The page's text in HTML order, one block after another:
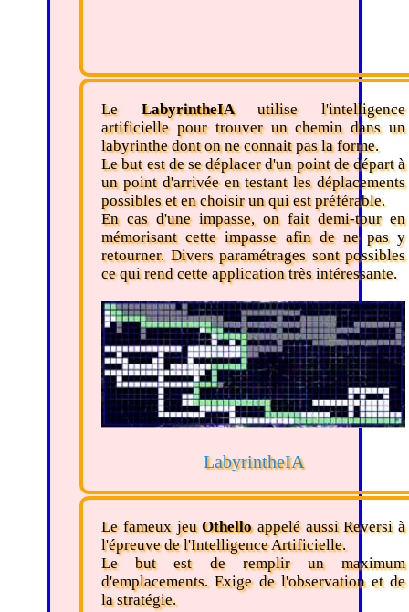
Le LabyrintheIAutilise l'intelligence
artificielle pour trouver un chemin dans un
labyrinthe dont on ne connait pas la forme.
Le but est de se déplacer d'un point de départ à
un point d'arrivée en testant les déplacements
possibles et en choisir un qui est préférable.
En cas d'une impasse, on fait demi-tour en
mémorisant cette impasse afin de ne pas y
retourner. Divers paramétrages sont possibles
ce qui rend cette application très intéressante.
LabyrintheIA
Le fameux jeuOthelloappelé aussi Reversi à
l'épreuve de l'Intelligence Artificielle.
Le but est de remplir un maximum
d'emplacements. Exige de l'observation et de
la stratégie.